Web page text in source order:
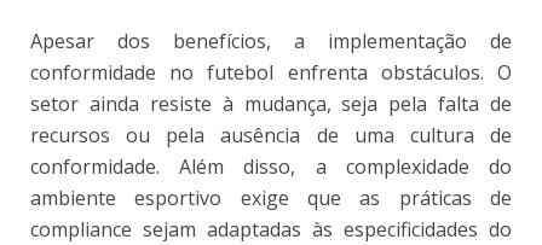
Apesar dos benefícios, a implementação de
conformidade no futebol enfrenta obstáculos. O
setor ainda resiste à mudança, seja pela falta de
recursos ou pela ausência de uma cultura de
conformidade. Além disso, a complexidade do
ambiente esportivo exige que as práticas de
compliance sejam adaptadas às especificidades do